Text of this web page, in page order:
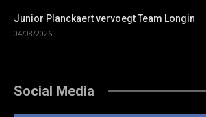
Junior Planckaert vervoegt Team Longin
04/08/2026
Social Media